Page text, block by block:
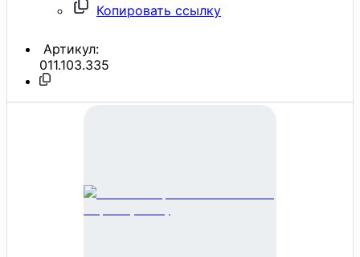
Копировать ссылку
Артикул:
011.103.335